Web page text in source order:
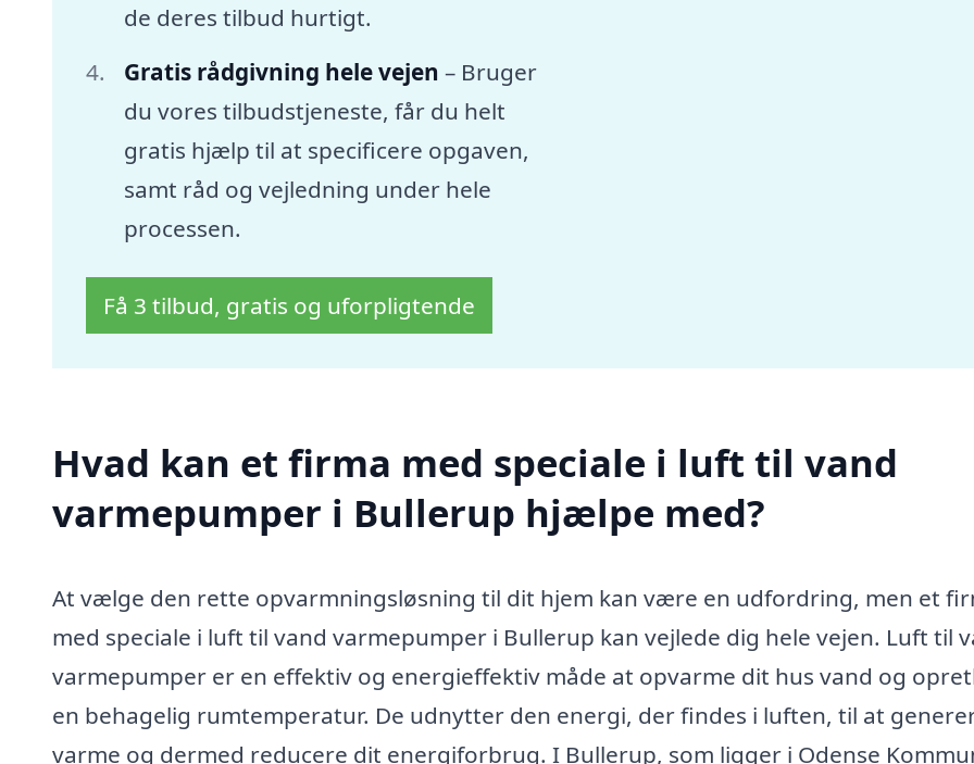
de deres tilbud hurtigt.
Gratis rådgivning hele vejen – Bruger
du vores tilbudstjeneste, får du helt
gratis hjælp til at specificere opgaven,
samt råd og vejledning under hele
processen.
Få 3 tilbud, gratis og uforpligtende
Hvad kan et firma med speciale i luft til vand
varmepumper i Bullerup hjælpe med?
At vælge den rette opvarmningsløsning til dit hjem kan være en udfordring, men et
med speciale i luft til vand varmepumper i Bullerup kan vejlede dig hele vejen. Luft til
varmepumper er en effektiv og energieffektiv måde at opvarme dit hus vand og
en behagelig rumtemperatur. De udnytter den energi, der findes i luften, til at
varme og dermed reducere dit energiforbrug. I Bullerup, som ligger i Odense